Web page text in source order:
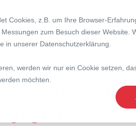
Cookies, z.B. um Ihre Browser-
zum Besuch dieser Website.
in unserer Datenschutzerklärung
werden wir nur ein Cookie setzen,
möchten.
03. Mai 2023
von